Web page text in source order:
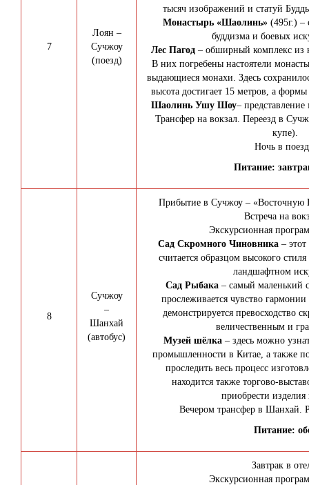
7
Лоян –
Сучжоу
(поезд)
тысяч изображений и статуй
Монастырь «Шаолинь» (495г.) –
буддизма и боевых
Лес Пагод– обширный комплекс из
В них погребены настоятели
выдающиеся монахи. Здесь
высота достигает 15 метров, а
Шаолинь Ушу Шоу– представление
Трансфер на вокзал. Переезд в
купе).
Ночь в
Питание:
8
Сучжоу
–
Шанхай
(автобус)
Прибытие в Сучжоу – «Восточную
Встреча на
Экскурсионная
Сад Скромного Чиновника –
считается образцом высокого
ландшафтном
Сад Рыбака – самый маленький
прослеживается чувство
демонстрируется превосходство
величественным и
Музей шёлка – здесь можно
промышленности в Китае, а также
проследить весь процесс
находится также торгово-
приобрести
Вечером трансфер в Шанхай.
Питание:
Завтрак в
Экскурсионная